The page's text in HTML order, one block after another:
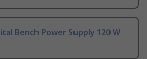
Bench Power Supply 120 W